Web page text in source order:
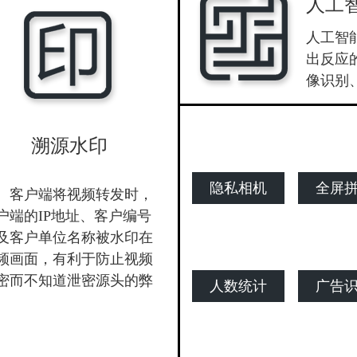
溯源水印
客户端将视频转发时，
端的IP地址、客户编号
客户单位名称被水印在
画面，有利于防止视频
而不知道泄密源头的弊
人工
人工智
出反应
像识别
隐私相机 全屏
人数统计 广告